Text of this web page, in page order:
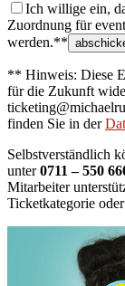
Ich willige ein,
Zuordnung für
werden.**
** Hinweis: Diese
für die Zukunft
finden Sie in der
Selbstverständlich
unter0711 – 550
Mitarbeiter
Ticketkategorie